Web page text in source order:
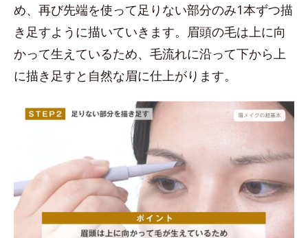
め、再び先端を使って足りない部分のみ1本ずつ描
き足すように描いていきます。眉頭の毛は上に向
かって生えているため、毛流れに沿って下から上
に描き足すと自然な眉に仕上がります。